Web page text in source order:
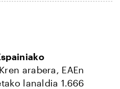
arabera, EAEn
lanaldia 1.666